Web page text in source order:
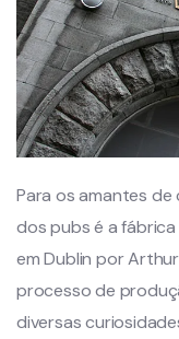
Para os amantes
dos pubs é a fábrica
em Dublin por
processo de
diversas